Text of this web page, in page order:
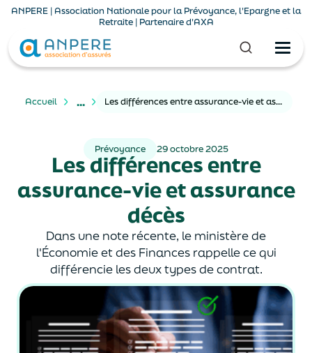
ANPERE | Association Nationale pour la Prévoyance, l'Epargne et la
Retraite | Partenaire d'AXA
Accueil ... Les différences entre assurance-vie et assurance décès
Prévoyance 29 octobre 2025
Les différences entre
assurance-vie et assurance
décès
Dans une note récente, le ministère de
l'Économie et des Finances rappelle ce qui
différencie les deux types de contrat.